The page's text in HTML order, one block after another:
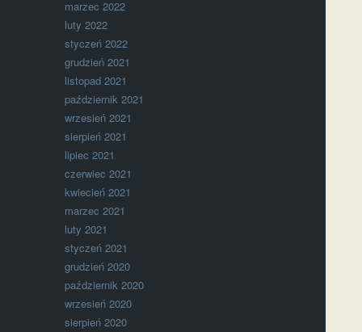
marzec 2022
luty 2022
styczeń 2022
grudzień 2021
listopad 2021
październik 2021
wrzesień 2021
sierpień 2021
lipiec 2021
czerwiec 2021
kwiecień 2021
marzec 2021
luty 2021
styczeń 2021
grudzień 2020
październik 2020
wrzesień 2020
sierpień 2020